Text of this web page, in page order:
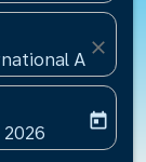
close
return-date-
2026
today